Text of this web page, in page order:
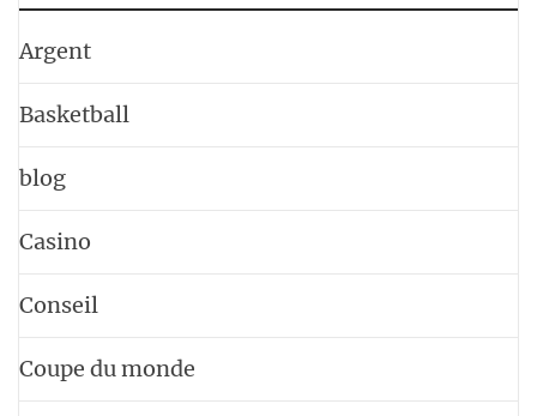
Argent
Basketball
blog
Casino
Conseil
Coupe du monde